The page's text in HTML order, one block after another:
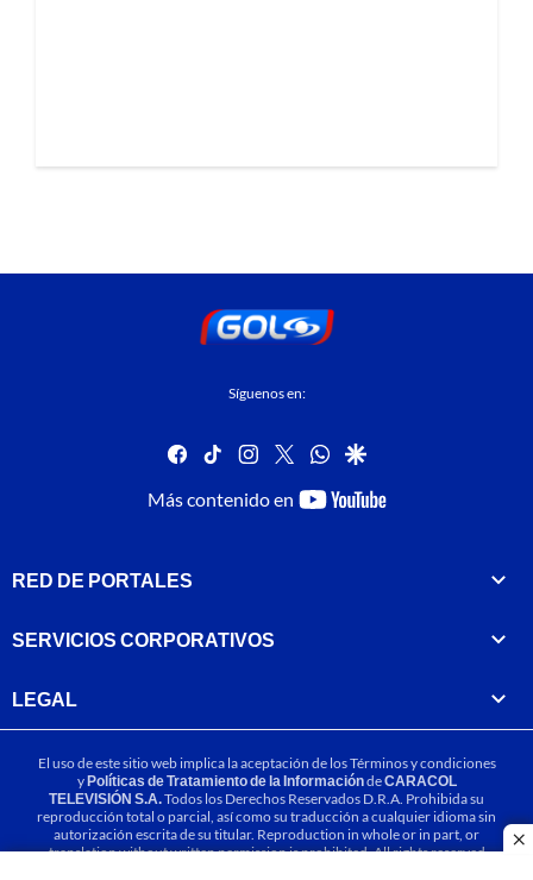
Síguenos en:
facebook
tiktok instagram
twitterwhatsapp
google
Más contenido en
youtube-
RED DE PORTALES
SERVICIOS CORPORATIVOS
LEGAL
El uso de este sitio web implica la aceptación de losTérminos y condiciones
yPolíticas de Tratamiento de la InformacióndeCARACOL
TELEVISIÓN S.A.Todos los Derechos Reservados D.R.A. Prohibida su
reproducción total o parcial, así como su traducción a cualquier idioma sin
autorización escrita de su titular. Reproduction in whole or in part, or
translation without written permission is prohibited. All rights reserved